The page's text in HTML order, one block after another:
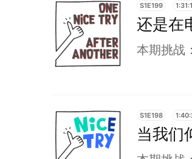
S1E199
还是在
本期挑战
S1E198
当我们